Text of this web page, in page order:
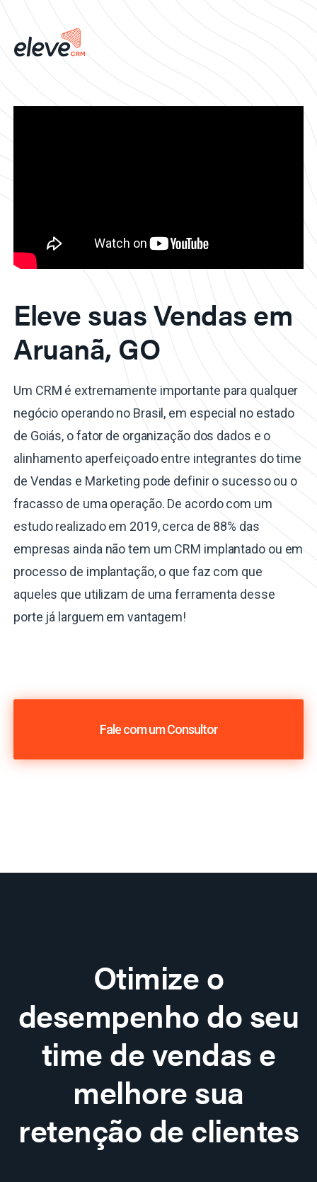
Eleve suas Vendas em
Aruanã, GO
Um CRM é extremamente importante para qualquer
negócio operando no Brasil, em especial no estado
de Goiás, o fator de organização dos dados e o
alinhamento aperfeiçoado entre integrantes do time
de Vendas e Marketing pode definir o sucesso ou o
fracasso de uma operação. De acordo com um
estudo realizado em 2019, cerca de 88% das
empresas ainda não tem um CRM implantado ou em
processo de implantação, o que faz com que
aqueles que utilizam de uma ferramenta desse
porte já larguem em vantagem!
Fale com um Consultor
Otimize o
desempenho do seu
time de vendas e
melhore sua
retenção de clientes